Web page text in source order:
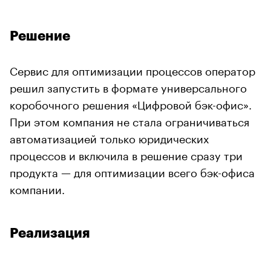
Решение
Сервис для оптимизации процессов оператор
решил запустить в формате универсального
коробочного решения «Цифровой бэк-офис».
При этом компания не стала ограничиваться
автоматизацией только юридических
процессов и включила в решение сразу три
продукта — для оптимизации всего бэк-офиса
компании.
Реализация